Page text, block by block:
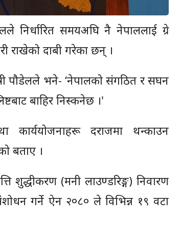
निर्धारित समयअघि नै नेपाललाई ग्रे
राखेको दाबी गरेका छन् ।
पौडेलले भने- ‘नेपालको संगठित र सघन
बाहिर निस्कनेछ ।'
कार्ययोजनाहरू दराजमा थन्काउन
बताए ।
शुद्धीकरण (मनी लाउण्डरिङ्ग) निवारण
गर्ने ऐन २०८० ले विभिन्न १९ वटा